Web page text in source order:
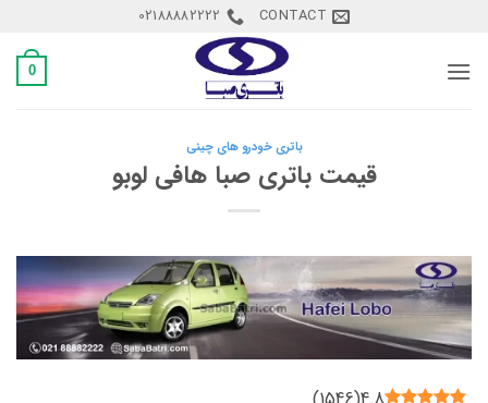
content
CONTACT
02188882222
0
باتری خودرو های چینی
قیمت باتری صبا هافی لوبو